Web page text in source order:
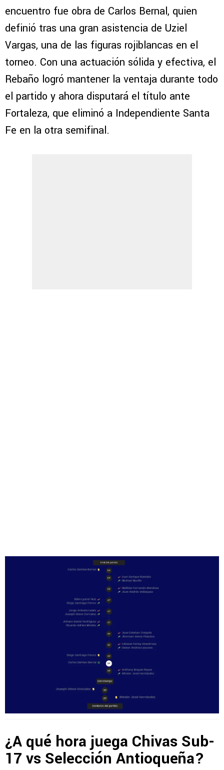
encuentro fue obra de Carlos Bernal, quien
definió tras una gran asistencia de Uziel
Vargas, una de las figuras rojiblancas en el
torneo. Con una actuación sólida y efectiva, el
Rebaño logró mantener la ventaja durante todo
el partido y ahora disputará el título ante
Fortaleza, que eliminó a Independiente Santa
Fe en la otra semifinal.
¿A qué hora juega Chivas Sub-
17 vs Selección Antioqueña?